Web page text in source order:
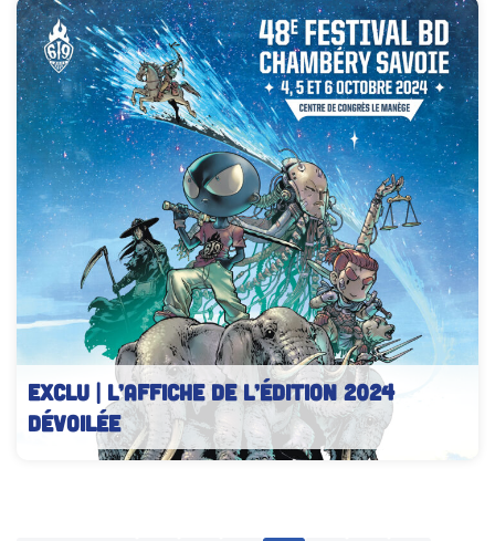
EXCLU | L’affiche de l’édition 2024
dévoilée